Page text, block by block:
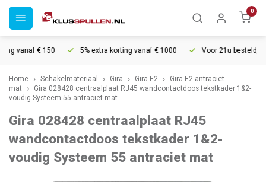
0
vanaf € 150 5% extra korting vanaf € 1000 Voor 21u besteld,
Home Schakelmateriaal Gira Gira E2
Gira E2 antraciet
mat
Gira 028428 centraalplaat RJ45 wandcontactdoos tekstkader 1&2-
voudig Systeem 55 antraciet mat
Gira 028428 centraalplaat RJ45
wandcontactdoos tekstkader 1&2-
voudig Systeem 55 antraciet mat